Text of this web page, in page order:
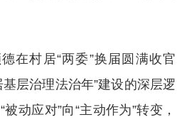
在村居“两委”换届圆满收官
层治理法治年”建设的深层逻
动应对”向“主动作为”转变，